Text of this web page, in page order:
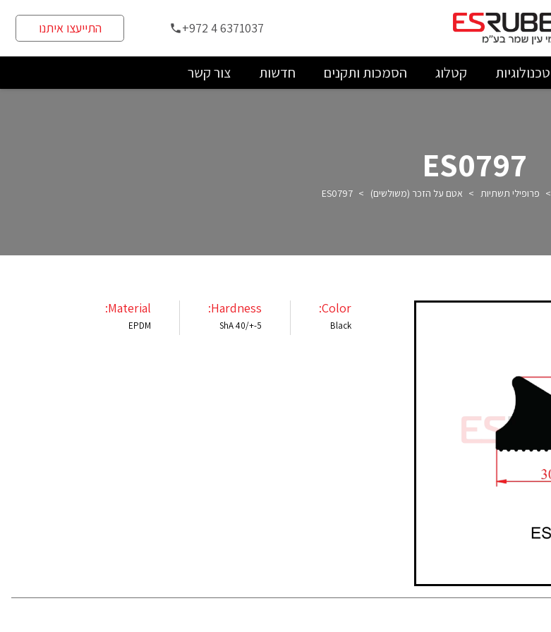
התייעצו איתנו phone+972 4 6371037
טכנולוגיות קטלוג הסמכות ותקנים חדשות צור קשר
ES0797
> פרופילי תשתיות > אטם על הזכר (משולשים) >
ES0797
Color:
Black
Hardness:
ShA 40/+-5
Material:
EPDM